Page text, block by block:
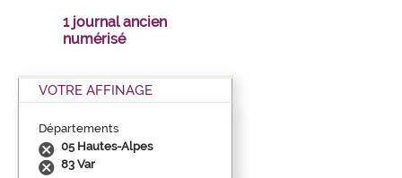
1 journal ancien
numérisé
VOTRE AFFINAGE
Départements
05 Hautes-Alpes
83 Var